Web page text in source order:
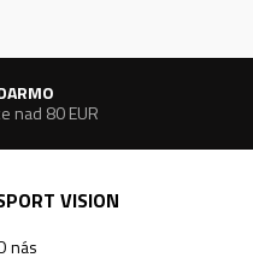
nad 80 EUR
VISION
nás